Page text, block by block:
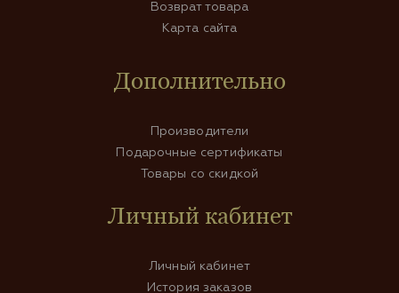
Возврат товара
Карта сайта
Дополнительно
Производители
Подарочные сертификаты
Товары со скидкой
Личный кабинет
Личный кабинет
История заказов